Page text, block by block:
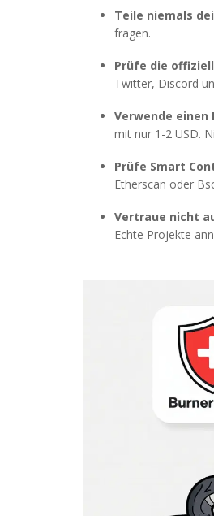
Teile niemals
fragen.
Prüfe die
Twitter, Discord
Verwende einen
mit nur 1-2 USD.
Prüfe Smart
Etherscan oder
Vertraue nicht
Echte Projekte